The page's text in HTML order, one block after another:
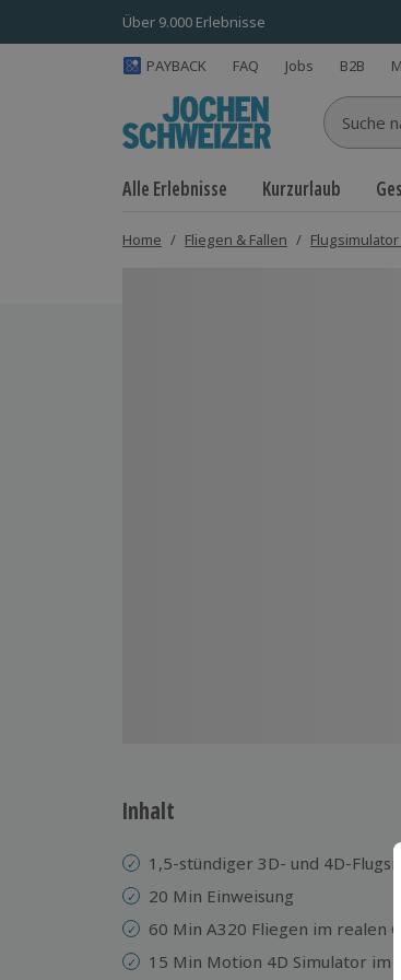
Über 9.000 Erlebnisse
PAYBACK FAQ Jobs B2B
Suche
Alle Erlebnisse Kurzurlaub
Home / Fliegen & Fallen /
Inhalt
1,5-stündiger 3D- und 4D-
20 Min Einweisung
60 Min A320 Fliegen im realen
15 Min Motion 4D Simulator im